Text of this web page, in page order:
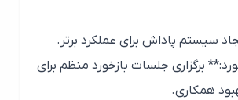
برگزاری جلسات بازخورد منظم برای